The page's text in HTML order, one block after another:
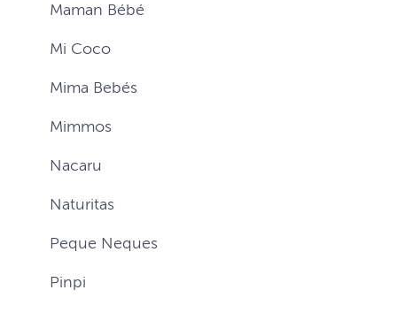
Maman Bébé
Mi Coco
Mima Bebés
Mimmos
Nacaru
Naturitas
Peque Neques
Pinpi